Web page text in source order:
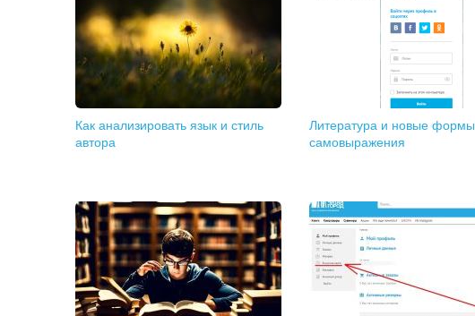
Как анализировать язык и стиль
автора
Литература и новые формы
самовыражения